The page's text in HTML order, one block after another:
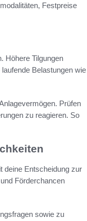
Festpreise
Höhere Tilgungen
Belastungen wie
Prüfen
zu reagieren. So
deine Entscheidung zur
Förderchancen
sowie zu